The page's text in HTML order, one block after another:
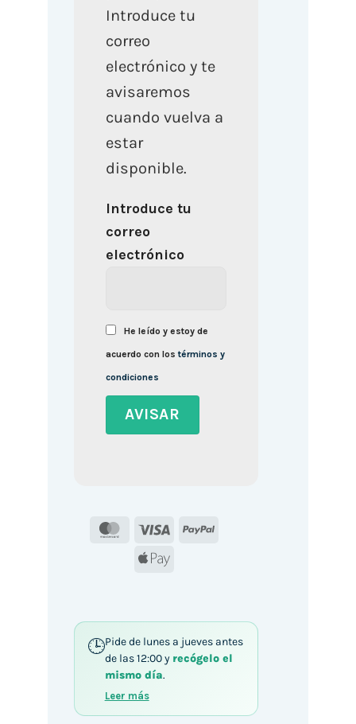
Introduce tu
correo
electrónico y te
avisaremos
cuando vuelva a
estar
disponible.
Introduce tu
correo
electrónico
He leído y estoy de
acuerdo con lostérminos y
condiciones
MasterCard
Visa
PayPal
Apple
Pide de lunes a jueves antes
de las 12:00 y recógelo el
mismo día.
Leer más